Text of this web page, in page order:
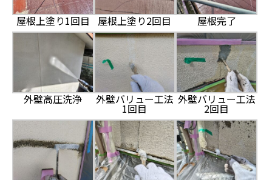
屋根上塗り1回目 屋根上塗り2回目 屋根完了
外壁高圧洗浄 外壁バリュー工法
1回目
外壁バリュー工法
2回目